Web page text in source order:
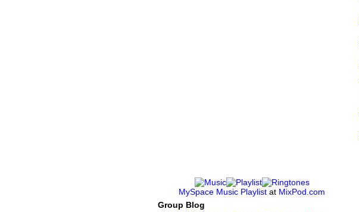
MySpace Music Playlist at MixPod.com
Group Blog